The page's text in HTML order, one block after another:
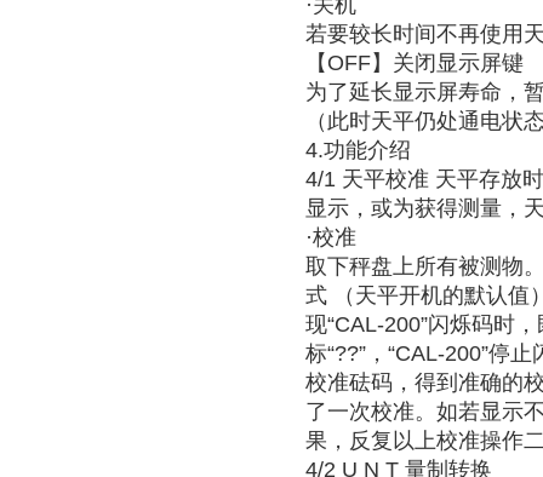
若要较长时间不再使用
【OFF】关闭显示屏键
为了延长显示屏寿命，
（此时天平仍处通电状
4.功能介绍
4/1 天平校准 天平存放
显示，或为获得测量，
·校准
取下秤盘上所有被测物
式 （天平开机的默认值
现“CAL-200”闪烁码时
标“??”，“CAL-200”停
校准砝码，得到准确的
了一次校准。如若显示
果，反复以上校准操作
4/2 U N T 量制转换